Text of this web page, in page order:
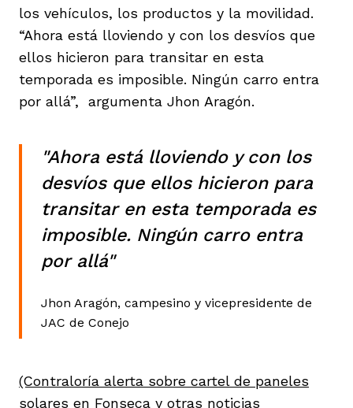
los vehículos, los productos y la movilidad.
“Ahora está lloviendo y con los desvíos que
ellos hicieron para transitar en esta
temporada es imposible. Ningún carro entra
por allá”, argumenta Jhon Aragón.
"Ahora está lloviendo y con los
desvíos que ellos hicieron para
transitar en esta temporada es
imposible. Ningún carro entra
por allá"
Jhon Aragón, campesino y vicepresidente de
JAC de Conejo
(Contraloría alerta sobre cartel de paneles
solares en Fonseca y otras noticias